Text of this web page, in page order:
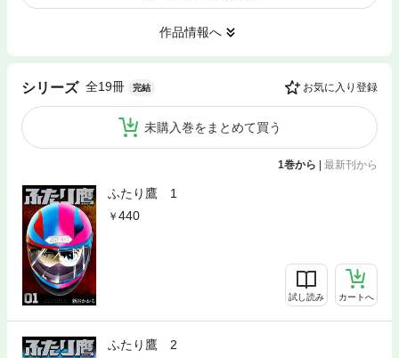
作品情報へ
シリーズ 全19冊 完結 お気に入り登録
未購入巻をまとめて買う
1巻から | 最新刊から
ふたり鷹 1
440
試し読み カートへ
ふたり鷹 2